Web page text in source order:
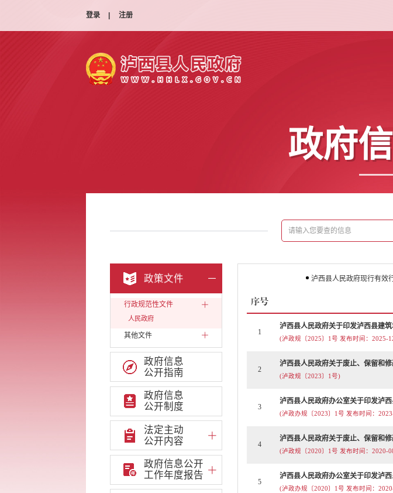
登录 注册
政府
政策文件
行政规范性文件
人民政府
其他文件
政府信息
公开指南
政府信息
公开制度
法定主动
公开内容
政府信息公开
工作年度报告
泸西县人民政府现行有效
序号
1
泸西县人民政府关于印发泸西县建
(泸政规〔2025〕1号 发布时间：2025-
2
泸西县人民政府关于废止、保留和
(泸政规〔2023〕1号)
3
泸西县人民政府办公室关于印发泸
(泸政办规〔2023〕1号 发布时间：
4
泸西县人民政府关于废止、保留和
(泸政规〔2020〕1号 发布时间：2020-
5
泸西县人民政府办公室关于印发泸
(泸政办规〔2020〕1号 发布时间：